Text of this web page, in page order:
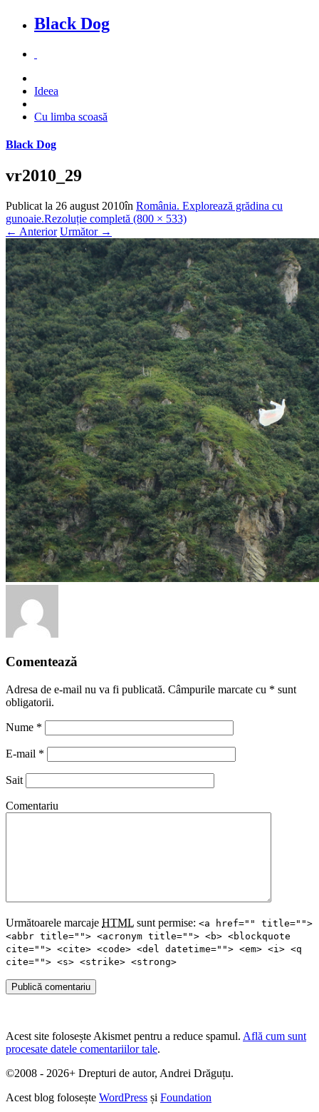
Black Dog
Ideea
Cu limba scoasă
Black Dog
vr2010_29
Publicat la 26 august 2010în România. Explorează grădina cu
gunoaie.Rezoluție completă (800 × 533)
← Anterior Următor →
Comentează
Adresa de e-mail nu va fi publicată. Câmpurile marcate cu * sunt
obligatorii.
Nume *
E-mail *
Sait
Comentariu
Următoarele marcaje HTML sunt permise: <a href="" title="">
<abbr title=""> <acronym title=""> <b> <blockquote
cite=""> <cite> <code> <del datetime=""> <em> <i> <q
cite=""> <s> <strike> <strong>
Publică comentariu
Acest site folosește Akismet pentru a reduce spamul. Află cum sunt
procesate datele comentariilor tale.
©2008 - 2026+ Drepturi de autor, Andrei Drăguțu.
Acest blog folosește WordPress și Foundation